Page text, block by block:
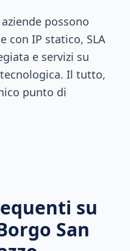
possono
con IP statico, SLA
e servizi su
Il tutto,
punto di
su
San